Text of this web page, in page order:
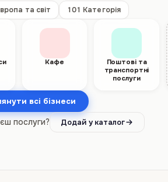
та світ 101 Категорія
Кафе
Поштові та
транспортні
послуги
всі бізнеси
послуги? Додай у каталог